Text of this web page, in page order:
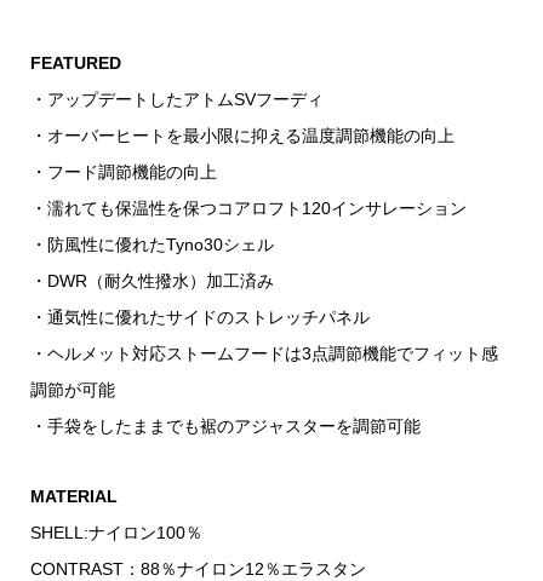
FEATURED
・アップデートしたアトムSVフーディ
・オーバーヒートを最小限に抑える温度調節機能の向上
・フード調節機能の向上
・濡れても保温性を保つコアロフト120インサレーション
・防風性に優れたTyno30シェル
・DWR（耐久性撥水）加工済み
・通気性に優れたサイドのストレッチパネル
・ヘルメット対応ストームフードは3点調節機能でフィット感
調節が可能
・手袋をしたままでも裾のアジャスターを調節可能
MATERIAL
SHELL:ナイロン100％
CONTRAST：88％ナイロン12％エラスタン